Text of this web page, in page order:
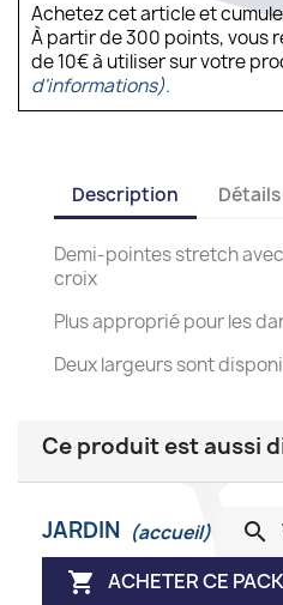
Achetez cet article et
À partir de 300 points, vous
de 10€ à utiliser sur votre
d'informations).
Description
Demi-pointes stretch
croix
Plus approprié pour les
Deux largeurs sont
Ce produit est aussi
JARDIN (accueil) 
 ACHETER CE PACK